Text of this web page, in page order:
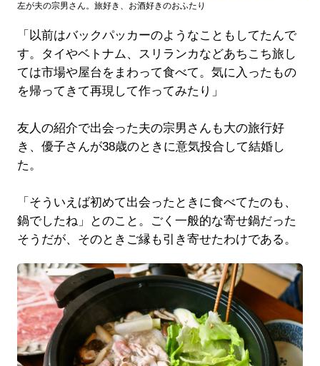
左が夫の宗男さん。旅好き、お酒好きのおふたり
「以前はバックパッカーのようなこともしてたんで
す。タイやベトナム、スリランカなどあちこち旅し
ては市場や屋台をまわって食べて。気に入ったもの
を帰ってきて再現して作ってみたり」
友人の紹介で出会った夫の宗男さんも大の旅行好
き、優子さんが38歳のときに意気投合して結婚し
た。
「そういえば初めて出会ったときに食べてたのも、
鍋でしたね」とのこと。ごく一般的な寄せ鍋だった
そうだが、そのときご縁も引き寄せたわけである。